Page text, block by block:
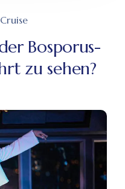
Bosporus-
zu sehen?